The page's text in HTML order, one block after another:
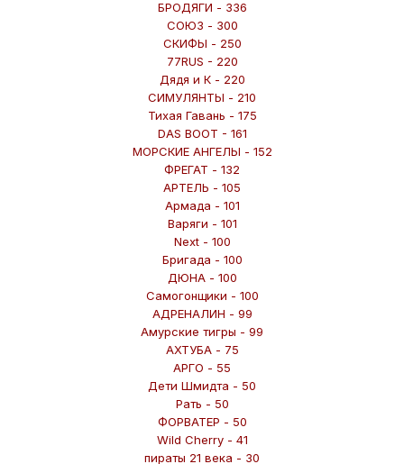
БРОДЯГИ - 336
СОЮЗ - 300
СКИФЫ - 250
77RUS - 220
Дядя и К - 220
СИМУЛЯНТЫ - 210
Тихая Гавань - 175
DAS BOOT - 161
МОРСКИЕ АНГЕЛЫ - 152
ФРЕГАТ - 132
АРТЕЛЬ - 105
Армада - 101
Варяги - 101
Next - 100
Бригада - 100
ДЮНА - 100
Самогонщики - 100
АДРЕНАЛИН - 99
Амурские тигры - 99
АХТУБА - 75
АРГО - 55
Дети Шмидта - 50
Рать - 50
ФОРВАТЕР - 50
Wild Cherry - 41
пираты 21 века - 30